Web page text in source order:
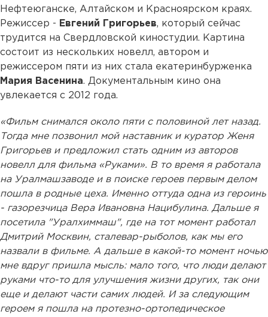
Нефтеюганске, Алтайском и Красноярском краях.
Режиссер - Евгений Григорьев, который сейчас
трудится на Свердловской киностудии. Картина
состоит из нескольких новелл, автором и
режиссером пяти из них стала екатеринбурженка
Мария Васенина. Документальным кино она
увлекается с 2012 года.
«Фильм снимался около пяти с половиной лет назад.
Тогда мне позвонил мой наставник и куратор Женя
Григорьев и предложил стать одним из авторов
новелл для фильма «Руками». В то время я работала
на Уралмашзаводе и в поиске героев первым делом
пошла в родные цеха. Именно оттуда одна из героинь
- газорезчица Вера Ивановна Нацибулина. Дальше я
посетила "Уралхиммаш", где на тот момент работал
Дмитрий Москвин, сталевар-рыболов, как мы его
назвали в фильме. А дальше в какой-то момент ночью
мне вдруг пришла мысль: мало того, что люди делают
руками что-то для улучшения жизни других, так они
еще и делают части самих людей. И за следующим
героем я пошла на протезно-ортопедическое